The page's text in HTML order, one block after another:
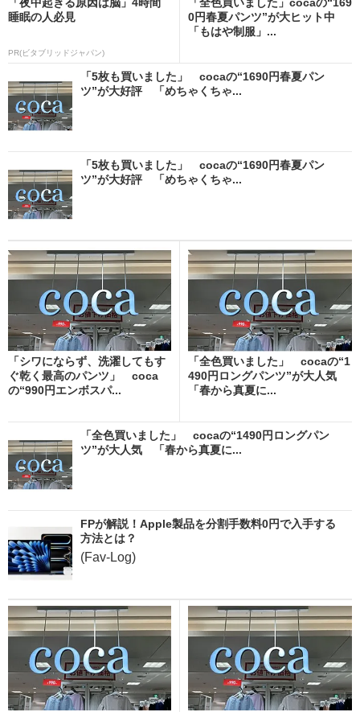
睡眠の人必見
PR(ビタブリッドジャパン)
0円春夏パンツ”が大ヒット中
「もはや制服」...
「5枚も買いました」 cocaの“1690円春夏パン
ツ”が大好評 「めちゃくちゃ...
「5枚も買いました」 cocaの“1690円春夏パン
ツ”が大好評 「めちゃくちゃ...
「シワにならず、洗濯してもす
ぐ乾く最高のパンツ」 coca
の“990円エンボスパ...
「全色買いました」 cocaの“1
490円ロングパンツ”が大人気
「春から真夏に...
「全色買いました」 cocaの“1490円ロングパン
ツ”が大人気 「春から真夏に...
FPが解説！Apple製品を分割手数料0円で入手する
方法とは？
(Fav-Log)